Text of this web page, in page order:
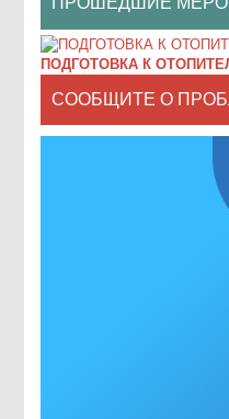
ПОДГОТОВКА К
СООБЩИТЕ О